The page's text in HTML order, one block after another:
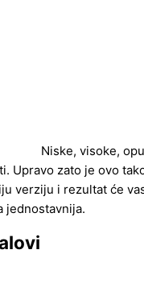
Niske, visoke,
Upravo zato je ovo
verziju i rezultat će
jednostavnija.